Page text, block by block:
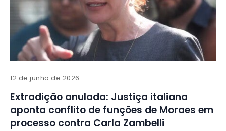
12 de junho de 2026
Extradição anulada: Justiça italiana
aponta conflito de funções de Moraes em
processo contra Carla Zambelli